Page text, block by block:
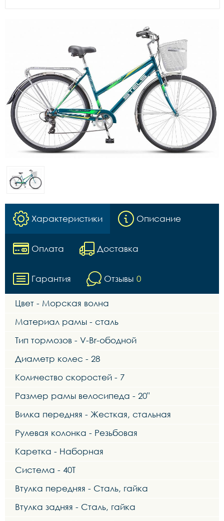
Характеристики Описание
Оплата Доставка
Гарантия Отзывы 0
Цвет - Морская волна
Материал рамы - сталь
Тип тормозов - V-Br-ободной
Диаметр колес - 28
Количество скоростей - 7
Размер рамы велосипеда - 20"
Вилка передняя - Жесткая, стальная
Рулевая колонка - Резьбовая
Каретка - Наборная
Система - 40Т
Втулка передняя - Сталь, гайка
Втулка задняя - Сталь, гайка